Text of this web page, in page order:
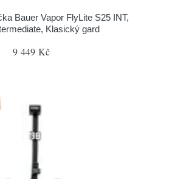
Bauer Vapor FlyLite S25 INT,
Klasický gard
9 449 Kč